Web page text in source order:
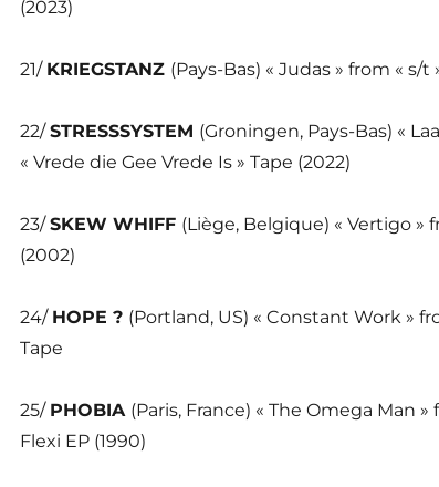
(2023)
21/ KRIEGSTANZ (Pays-Bas) « Judas » from « s/t
22/STRESSSYSTEM (Groningen, Pays-Bas) «
« Vrede die Gee Vrede Is » Tape (2022)
23/SKEW WHIFF (Liège, Belgique) « Vertigo »
(2002)
24/ HOPE ? (Portland, US) « Constant Work »
Tape
25/ PHOBIA (Paris, France) « The Omega Man
Flexi EP (1990)